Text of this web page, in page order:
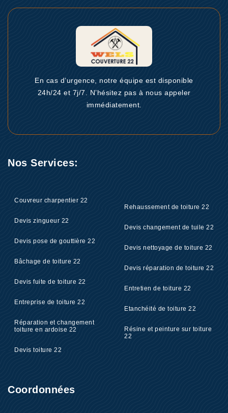
En cas d’urgence, notre équipe est disponible
24h/24 et 7j/7. N’hésitez pas à nous appeler
immédiatement.
Nos Services:
Couvreur charpentier 22
Devis zingueur 22
Devis pose de gouttière 22
Bâchage de toiture 22
Devis fuite de toiture 22
Entreprise de toiture 22
Réparation et changement
toiture en ardoise 22
Devis toiture 22
Rehaussement de toiture 22
Devis changement de tuile 22
Devis nettoyage de toiture 22
Devis réparation de toiture 22
Entretien de toiture 22
Etanchéité de toiture 22
Résine et peinture sur toiture
22
Coordonnées